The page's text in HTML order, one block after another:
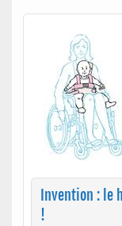
Invention : le
!